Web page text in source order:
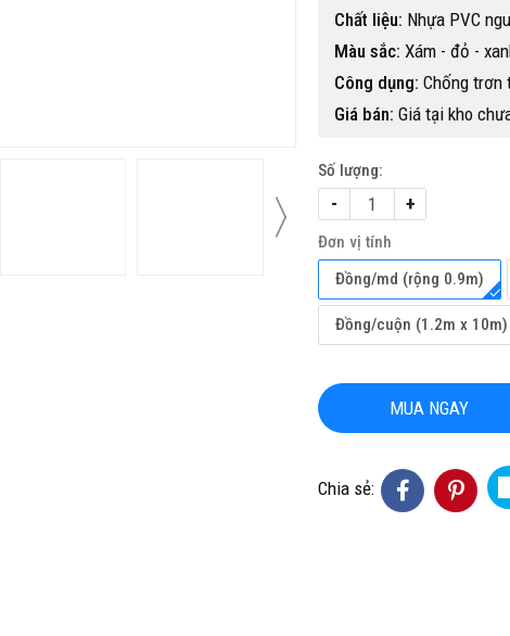
Chất liệu: Nhựa PVC
Màu sắc: Xám - đỏ -
Công dụng: Chống trơn
Giá bán: Giá tại kho
Số lượng:
- +
Đơn vị tính
Đồng/md (rộng 0.9m)
Đồng/cuộn (1.2m x 10m)
MUA NGAY
Chia sẻ: